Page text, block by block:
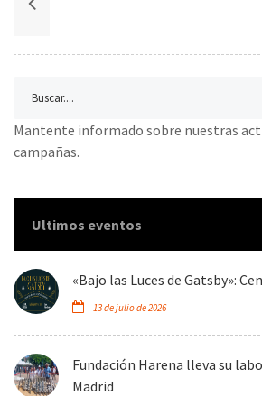
Mantente informado sobre nuestras
campañas.
Ultimos eventos
«Bajo las Luces de Gatsby»:
13 de julio de 2026
Fundación Harena lleva su
Madrid